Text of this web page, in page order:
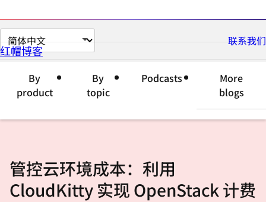
切
换
言
联系我们
红帽博客
By
product
By
topic
Podcasts
More
blogs
管控云环境成本：利用
CloudKitty 实现 OpenStack 计费